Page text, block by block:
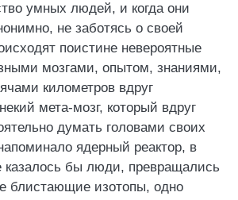
умных людей, и когда они
не заботясь о своей
поистине невероятные
мозгами, опытом, знаниями,
километров вдруг
мета-мозг, который вдруг
думать головами своих
ядерный реактор, в
казалось бы люди, превращались
блистающие изотопы, одно